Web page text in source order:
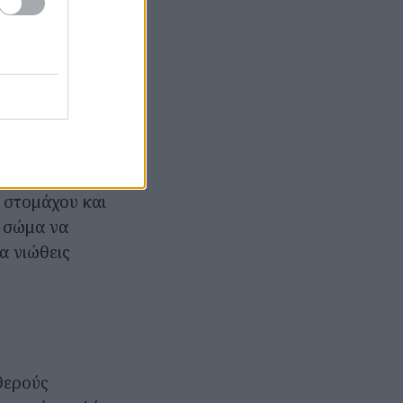
ένα γεύμα.
το
μετά
και
σώμα να
νιώθεις